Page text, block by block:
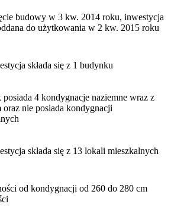
budowy w 3 kw. 2014 roku, inwestycja
do użytkowania w 2 kw. 2015 roku
składa się z 1 budynku
posiada 4 kondygnacje naziemne wraz z
oraz nie posiada kondygnacji
składa się z 13 lokali mieszkalnych
od kondygnacji od 260 do 280 cm